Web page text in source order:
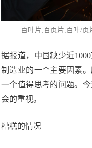
百叶片,百页片,百叶/页
据报道，中国缺少近
制造业的一个主要因素
一个值得思考的问题。
会的重视。
糟糕的情况